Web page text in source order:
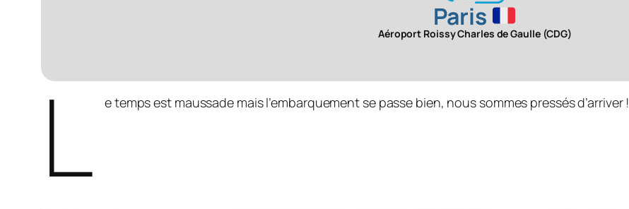
Paris
Aéroport Roissy Charles de Gaulle (CDG)
L e temps est maussade mais l’embarquement se passe bien, nous sommes pressés d’arriver !